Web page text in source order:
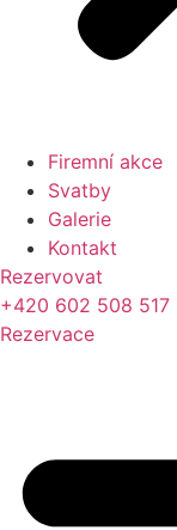
Firemní akce
Svatby
Galerie
Kontakt
Rezervovat
+420 602 508 517
Rezervace